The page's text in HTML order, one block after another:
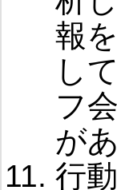
報
し
フ
が
行